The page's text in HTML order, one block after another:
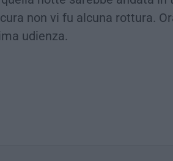
non vi fu alcuna rottura.
udienza.